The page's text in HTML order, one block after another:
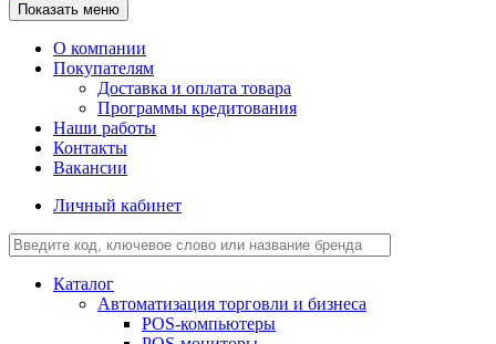
Показать меню
О компании
Покупателям
Доставка и оплата товара
Программы кредитования
Наши работы
Контакты
Вакансии
Личный кабинет
Каталог
Автоматизация торговли и бизнеса
POS-компьютеры